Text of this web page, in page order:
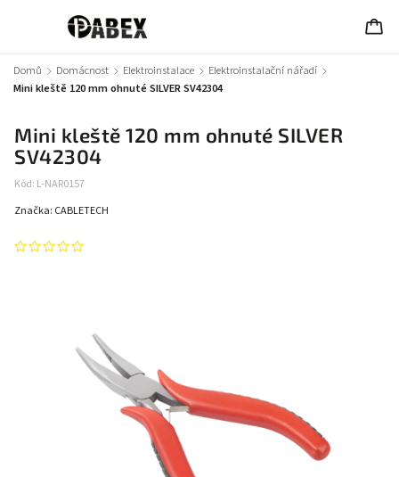
Domů / Domácnost / Elektroinstalace / Elektroinstalační nářadí /
Mini kleště 120 mm ohnuté SILVER SV42304
Mini kleště 120 mm ohnuté SILVER
SV42304
Kód: L-NAR0157
Značka: CABLETECH